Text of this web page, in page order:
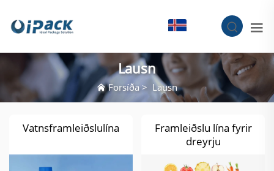
Lausn
Forsíða> Lausn
Vatnsframleiðslulína
Framleiðslu lína fyrir
dreyrju